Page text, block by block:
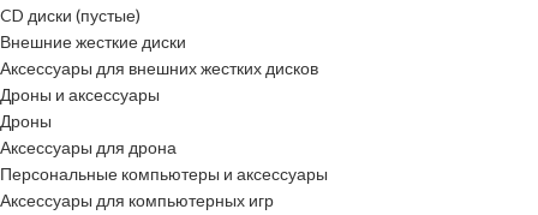
CD диски (пустые)
Внешние жесткие диски
Аксессуары для внешних жестких дисков
Дроны и аксессуары
Дроны
Аксессуары для дрона
Персональные компьютеры и аксессуары
Аксессуары для компьютерных игр